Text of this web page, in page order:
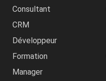
Consultant
CRM
Développeur
Formation
Manager